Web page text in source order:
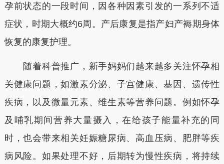
孕前状态的一段时间，因各种因素引发的一系列不适
症状，时期大概约6周。产后康复是指产妇产褥期身体
恢复的康复护理。
随着科普推广，新手妈妈们越来越多关注怀孕相
关健康问题，如激素分泌、子宫健康、基因、遗传性
疾病，以及微量元素、维生素等营养问题。例如怀孕
及哺乳期间营养大量摄入，在给孩子能量补充的同
时，也会带来相关妊娠糖尿病、高血压病、肥胖等疾
病风险。如果处理不好，后期转为慢性疾病，将持续